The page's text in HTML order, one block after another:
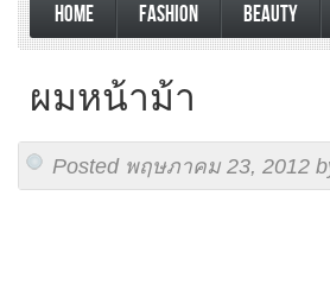
HOME FASHION BEAUTY
ผมหน้าม้า
Posted พฤษภาคม 23, 2012